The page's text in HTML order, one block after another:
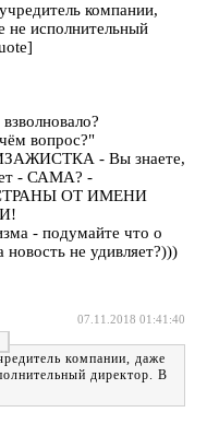
компании,
не исполнительный
вопрос?"
- Вы знаете,
- САМА? -
ОТ ИМЕНИ
- подумайте что о
новость не удивляет?)))
07.11.2018 01:41:40
компании, даже
директор. В